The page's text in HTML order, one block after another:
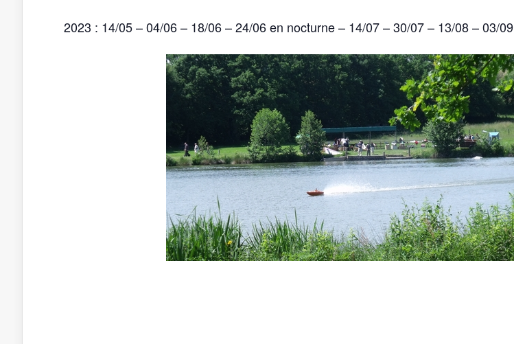
2023 : 14/05 – 04/06 – 18/06 – 24/06 en nocturne – 14/07 – 30/07 – 13/08 – 03/09